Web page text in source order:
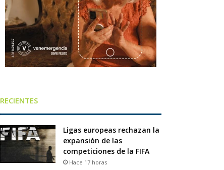
RECIENTES
Ligas europeas rechazan la
expansión de las
competiciones de la FIFA
Hace 17 horas